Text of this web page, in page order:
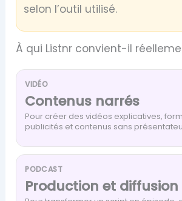
selon l’outil utilisé.
À qui Listnr convient-il
VIDÉO
Contenus narrés
Pour créer des vidéos explicatives,
publicités et contenus sans
PODCAST
Production et diffusion